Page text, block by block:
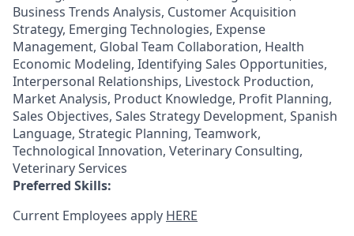
Business Trends Analysis, Customer Acquisition
Strategy, Emerging Technologies, Expense
Management, Global Team Collaboration, Health
Economic Modeling, Identifying Sales Opportunities,
Interpersonal Relationships, Livestock Production,
Market Analysis, Product Knowledge, Profit Planning,
Sales Objectives, Sales Strategy Development, Spanish
Language, Strategic Planning, Teamwork,
Technological Innovation, Veterinary Consulting,
Veterinary Services
Preferred Skills:
Current Employees apply HERE